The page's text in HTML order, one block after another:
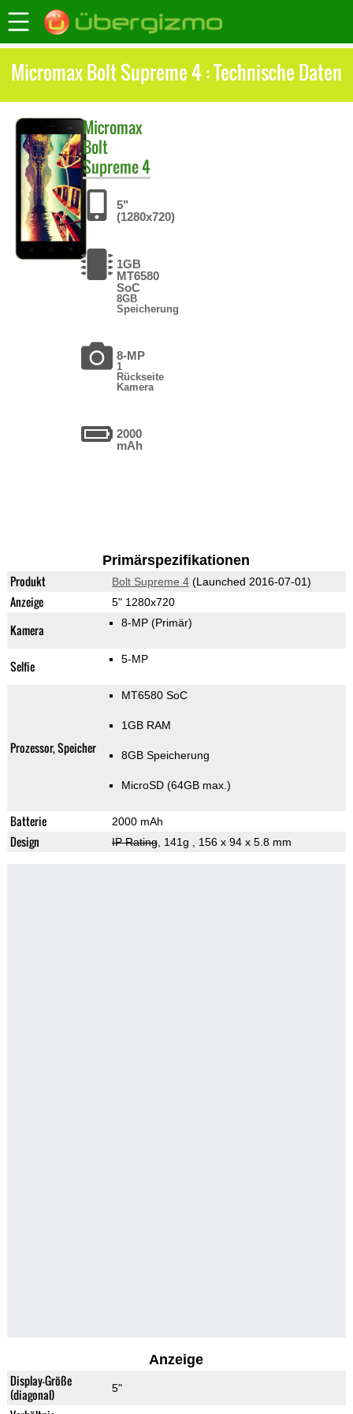
Micromax Bolt Supreme 4 : Technische Daten
Micromax
Bolt
Supreme 4
5"
(1280x720)
1GB
MT6580
SoC
8GB
Speicherung
8-MP
1
Rückseite
Kamera
2000
mAh
Primärspezifikationen
Produkt Bolt Supreme 4(Launched 2016-07-01)
Anzeige 5" 1280x720
Kamera 8-MP (Primär)
Selfie 5-MP
Prozessor, Speicher
MT6580 SoC
1GB RAM
8GB Speicherung
MicroSD (64GB max.)
Batterie 2000 mAh
Design IP Rating, 141g , 156 x 94 x 5.8 mm
Anzeige
Display-Größe
(diagonal)
5"